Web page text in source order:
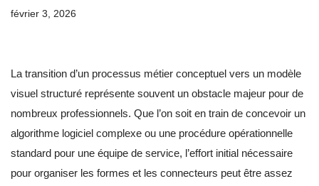
février 3, 2026
La transition d’un processus métier conceptuel vers un modèle
visuel structuré représente souvent un obstacle majeur pour de
nombreux professionnels. Que l’on soit en train de concevoir un
algorithme logiciel complexe ou une procédure opérationnelle
standard pour une équipe de service, l’effort initial nécessaire
pour organiser les formes et les connecteurs peut être assez